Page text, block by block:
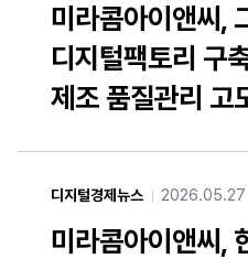
미라콤아이앤씨,
디지털팩토리 구
제조 품질관리 고
디지털경제뉴스 2026.05.27
미라콤아이앤씨,